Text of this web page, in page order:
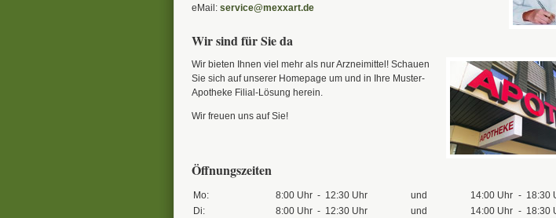
eMail: service@mexxart.de
Wir sind für Sie da
Wir bieten Ihnen viel mehr als nur Arzneimittel! Schauen
Sie sich auf unserer Homepage um und in Ihre Muster-
Apotheke Filial-Lösung herein.
Wir freuen uns auf Sie!
Öffnungszeiten
Mo: 8:00 Uhr - 12:30 Uhr und 14:00 Uhr - 18:30
Di:
8:00 Uhr - 12:30 Uhr und 14:00 Uhr - 18:30